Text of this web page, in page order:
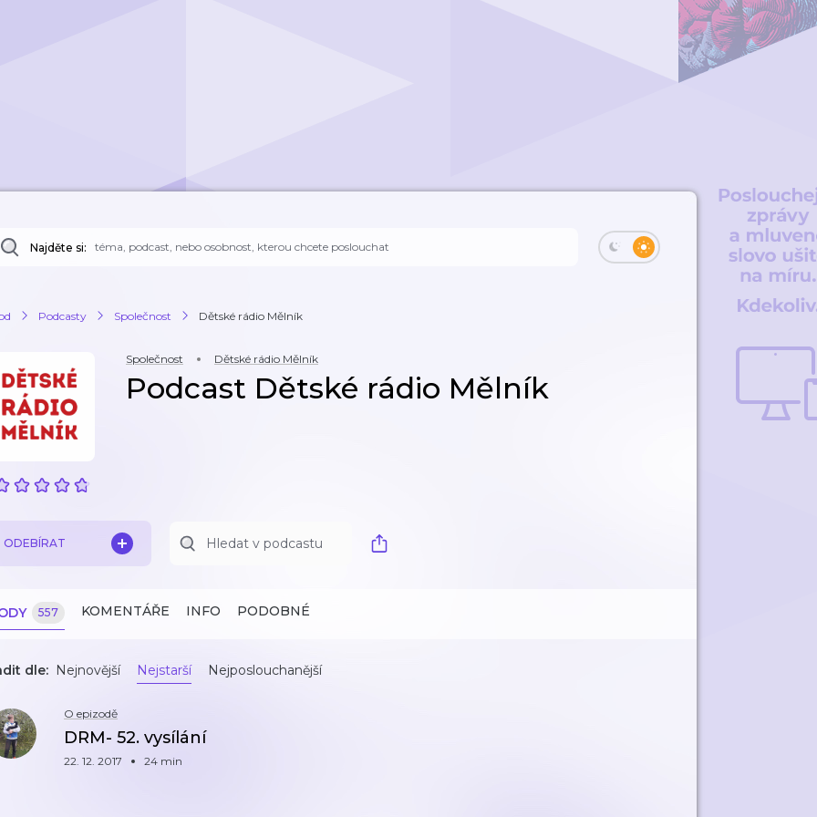
Najděte si:
Podcasty Společnost Dětské rádio Mělník
Společnost Dětské rádio Mělník
Podcast Dětské rádio Mělník
ODEBÍRAT
557 KOMENTÁŘE INFO PODOBNÉ
dle: Nejnovější Nejstarší Nejposlouchanější
O epizodě
DRM- 52. vysílání
22. 12. 2017 24 min